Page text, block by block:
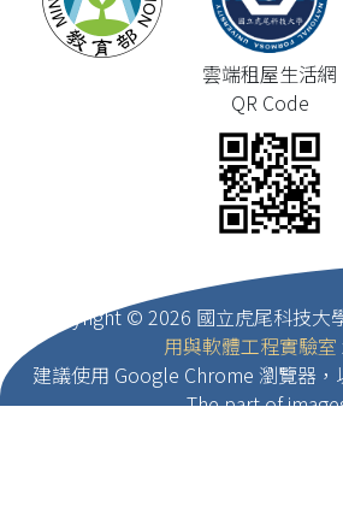
雲端租屋生活網
QR Code
Copyright © 2026 國立虎尾科技大
用與軟體工程實驗室
建議使用 Google Chrome 瀏覽器
The part of